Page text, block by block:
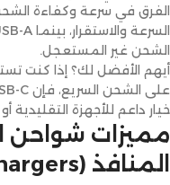
الشحن غير المستعجل.
أيهم الأفضل لك؟ إذا كنت
خيار داعم للأجهزة التقليدية
مميزات شواحن
المنافذ (Multi-Port Car Chargers)